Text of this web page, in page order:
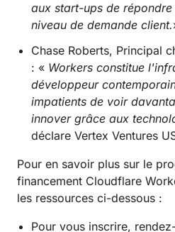
aux start-ups de
niveau de demande client.
Chase Roberts, Principal
: « Workers constitue
développeur
impatients de voir
innover grâce aux
déclare Vertex Ventures
Pour en savoir plus sur le
financement Cloudflare
les ressources ci-dessous :
Pour vous inscrire,